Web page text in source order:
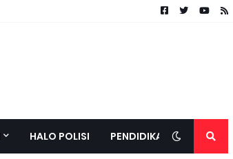
HALO POLISI PENDIDIKAN